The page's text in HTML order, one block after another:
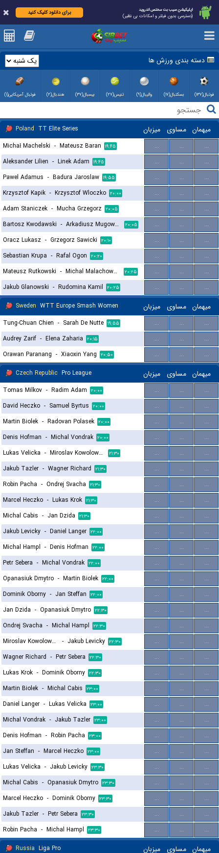
اپلیکیشن سیب بت مختص اندروید
(دسترسی بدون فیلتر و امکانات بی نظیر)
برای دانلود کلیک کنید
دسته بندی ورزش ها
فوتبال(۱۳۷) بسکتبال(۱۷) والیبال(۹) تنیس(۲۷) بیسبال(۳۷) هندبال(۲) فوتبال آمریکایی(۱)
Poland TT Elite Series میزبان مساوی میهمان
Michał Machelski - Mateusz Baran ۱۹:۴۵ ... ...
...
Aleksander Lilien - Linek Adam ۱۹:۴۵ ... ...
...
Pawel Adamus - Badura Jaroslaw ۱۹:۵۵ ... ...
...
Krzysztof Kapik - Krzysztof Wloczko ۲۰:۰۰ ... ...
...
Adam Staniczek - Mucha Grzegorz ۲۰:۰۵ ... ...
...
Bartosz Kwodawski - Arkadiusz Mugowski ۲۰:۰۵ ... ...
...
Oracz Lukasz - Grzegorz Sawicki ۲۰:۱۰ ... ...
...
Sebastian Krupa - Rafal Ogon ۲۰:۲۰ ... ...
...
Mateusz Rutkowski - Michal Malachowski ۲۰:۲۵ ... ...
...
Jakub Glanowski - Rudomina Kamil ۲۰:۲۵ ... ...
...
Sweden WTT Europe Smash Women میزبان مساوی میهمان
Tung-Chuan Chien - Sarah De Nutte ۱۹:۵۵ ... ...
...
Audrey Zarif - Elena Zaharia ۲۰:۱۵ ... ...
...
Orawan Paranang - Xiaoxin Yang ۲۰:۵۰ ... ...
...
Czech Republic Pro League میزبان مساوی میهمان
Tomas Milkov - Radim Adam ۲۰:۰۰ ... ...
...
David Heczko - Samuel Byrtus ۲۰:۰۰ ... ...
...
Martin Biolek - Radovan Polasek ۲۰:۰۰ ... ...
...
Denis Hofman - Michal Vondrak ۲۰:۰۰ ... ...
...
Lukas Velicka - Miroslav Kowolowski ۲۱:۳۰ ... ...
...
Jakub Tazler - Wagner Richard ۲۱:۳۰ ... ...
...
Robin Pacha - Ondrej Svacha ۲۱:۳۰ ... ...
...
Marcel Heczko - Lukas Krok ۲۱:۳۰ ... ...
...
Michal Cabis - Jan Dzida ۲۱:۳۰ ... ...
...
Jakub Levicky - Daniel Langer ۲۲:۰۰ ... ...
...
Michal Hampl - Denis Hofman ۲۲:۰۰ ... ...
...
Petr Sebera - Michal Vondrak ۲۲:۰۰ ... ...
...
Opanasiuk Dmytro - Martin Biolek ۲۲:۰۰ ... ...
...
Dominik Oborny - Jan Steffan ۲۲:۰۰ ... ...
...
Jan Dzida - Opanasiuk Dmytro ۲۲:۳۰ ... ...
...
Ondrej Svacha - Michal Hampl ۲۲:۳۰ ... ...
...
Miroslav Kowolowski
- Jakub Levicky ۲۲:۳۰ ... ...
...
Wagner Richard - Petr Sebera ۲۲:۳۰ ... ...
...
Lukas Krok - Dominik Oborny ۲۲:۳۰ ... ...
...
Martin Biolek - Michal Cabis ۲۳:۰۰ ... ...
...
Daniel Langer - Lukas Velicka ۲۳:۰۰ ... ...
...
Michal Vondrak - Jakub Tazler ۲۳:۰۰ ... ...
...
Denis Hofman - Robin Pacha ۲۳:۰۰ ... ...
...
Jan Steffan - Marcel Heczko ۲۳:۰۰ ... ...
...
Lukas Velicka - Jakub Levicky ۲۳:۳۰ ... ...
...
Michal Cabis - Opanasiuk Dmytro ۲۳:۳۰ ... ...
...
Marcel Heczko - Dominik Oborny ۲۳:۳۰ ... ...
...
Jakub Tazler - Petr Sebera ۲۳:۳۰ ... ...
...
Robin Pacha - Michal Hampl ۲۳:۳۰ ... ...
...
Russia Liga Pro میزبان مساوی میهمان